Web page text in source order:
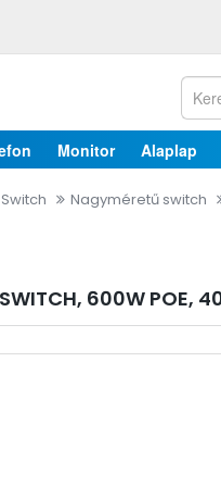
Monitor Alaplap
Switch Nagyméretű switch
600W POE,